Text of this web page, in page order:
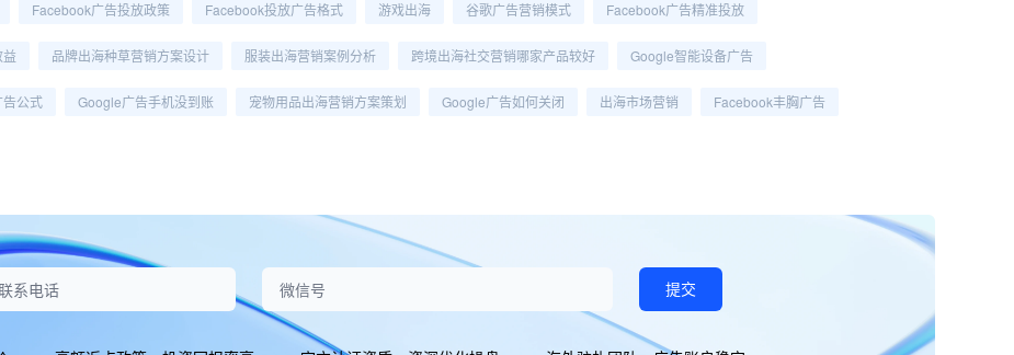
Facebook广告投放政策 Facebook投放广告格式 游戏出海 谷歌广告营销模式 Facebook广告精准投放
品牌出海种草营销方案设计 服装出海营销案例分析 跨境出海社交营销哪家产品较好 Google智能设备广告
公式 Google广告手机没到账 宠物用品出海营销方案策划 Google广告如何关闭 出海市场营销 Facebook丰胸广告
提交